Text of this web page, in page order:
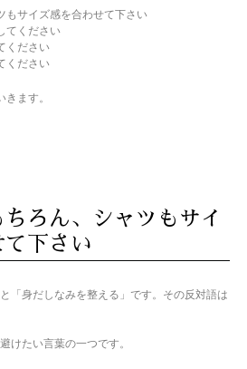
もサイズ感を合わせて下さい
てください
ください
ください
ます。
ろん、シャツもサイ
て下さい
「身だしなみを整える」です。 その反対語は
けたい言葉の一つです。